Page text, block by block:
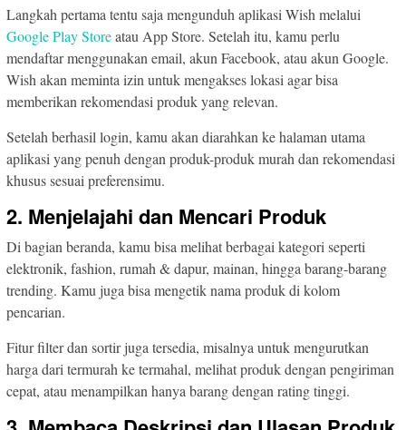
Langkah pertama tentu saja mengunduh aplikasi Wish melalui
Google Play Storeatau App Store. Setelah itu, kamu perlu
mendaftar menggunakan email, akun Facebook, atau akun Google.
Wish akan meminta izin untuk mengakses lokasi agar bisa
memberikan rekomendasi produk yang relevan.
Setelah berhasil login, kamu akan diarahkan ke halaman utama
aplikasi yang penuh dengan produk-produk murah dan rekomendasi
khusus sesuai preferensimu.
2. Menjelajahi dan Mencari Produk
Di bagian beranda, kamu bisa melihat berbagai kategori seperti
elektronik, fashion, rumah & dapur, mainan, hingga barang-barang
trending. Kamu juga bisa mengetik nama produk di kolom
pencarian.
Fitur filter dan sortir juga tersedia, misalnya untuk mengurutkan
harga dari termurah ke termahal, melihat produk dengan pengiriman
cepat, atau menampilkan hanya barang dengan rating tinggi.